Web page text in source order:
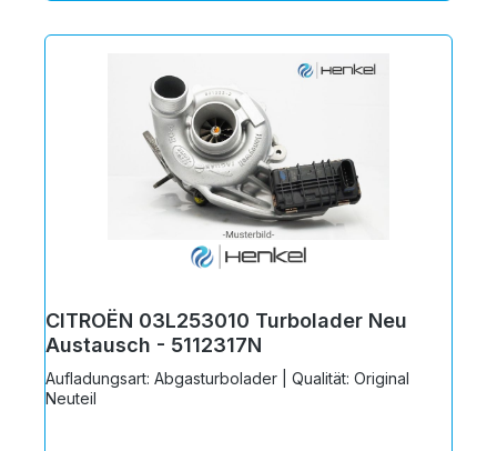
CITROËN 03L253010 Turbolader Neu
Austausch - 5112317N
Aufladungsart: Abgasturbolader | Qualität: Original
Neuteil